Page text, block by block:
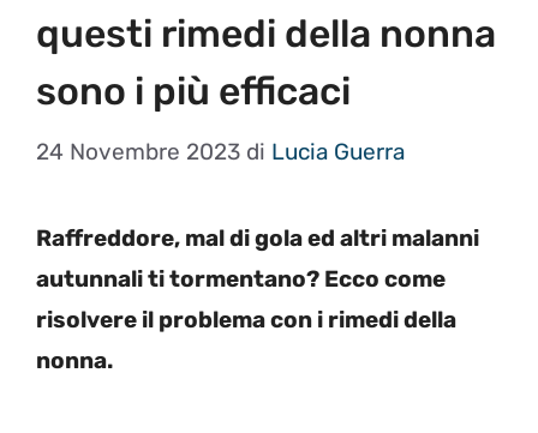
questi rimedi della nonna
sono i più efficaci
24 Novembre 2023 di Lucia Guerra
Raffreddore, mal di gola ed altri malanni
autunnali ti tormentano? Ecco come
risolvere il problema con i rimedi della
nonna.